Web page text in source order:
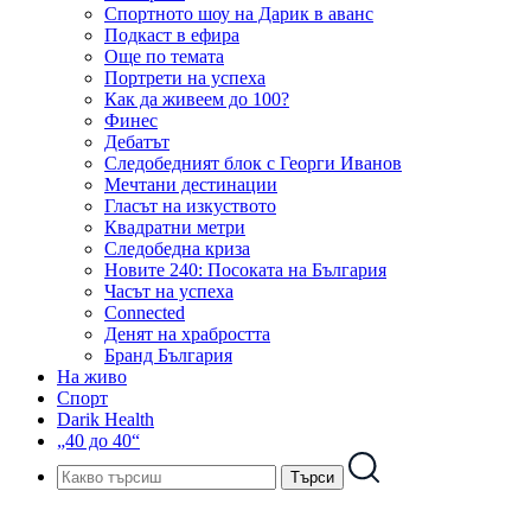
Спортното шоу на Дарик в аванс
Подкаст в ефира
Още по темата
Портрети на успеха
Как да живеем до 100?
Финес
Дебатът
Следобедният блок с Георги Иванов
Мечтани дестинации
Гласът на изкуството
Квадратни метри
Следобедна криза
Новите 240: Посоката на България
Часът на успеха
Connected
Денят на храбростта
Бранд България
На живо
Спорт
Darik Health
„40 до 40“